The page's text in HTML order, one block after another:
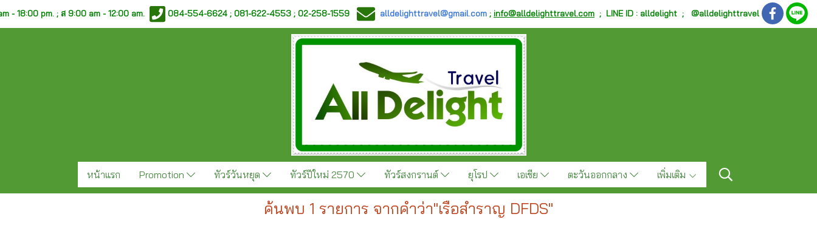
- 18:00 pm. ;ส 9:00 am - 12:00 am. 084-554-6624 ; 081-622-4553 ; 02-258-1559 alldelighttravel@gmail.com ; info@alldelighttravel.com ; LINE ID : alldelight ; @alldelighttravel
หน้าแรก Promotion ทัวร์วันหยุด ทัวร์ปีใหม่ 2570 ทัวร์สงกรานต์ ยุโรป เอเชีย ตะวันออกกลาง เพิ่มเติม
ค้นพบ 1 รายการ จากคำว่า"เรือสำราญ DFDS"